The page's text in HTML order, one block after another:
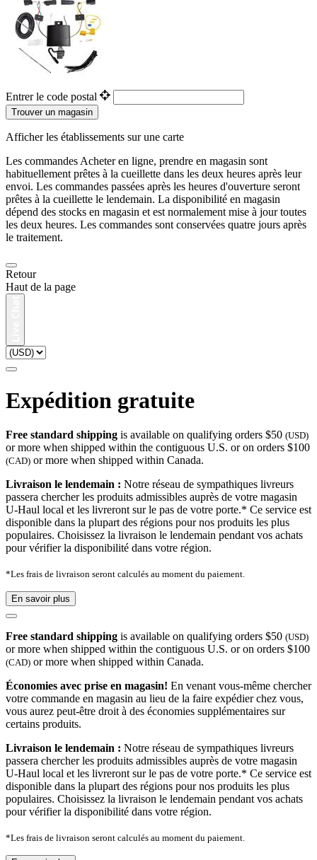
Entrer le code postal
Trouver un magasin
Afficher les établissements sur une carte
Les commandes Acheter en ligne, prendre en magasin sont
habituellement prêtes à la cueillette dans les deux heures après leur
envoi. Les commandes passées après les heures d'ouverture seront
prêtes à la cueillette le lendemain. La disponibilité en magasin
dépend des stocks en magasin et est normalement mise à jour toutes
les deux heures. Les commandes sont conservées quatre jours après
le traitement.
Retour
Haut de la page
Expédition gratuite
Free standard shipping is available on qualifying orders $50 (USD)
or more when shipped within the contiguous U.S. or on orders $100
(CAD) or more when shipped within Canada.
Livraison le lendemain : Notre réseau de sympathiques livreurs
passera chercher les produits admissibles auprès de votre magasin
U-Haul local et les livreront sur le pas de votre porte.* Ce service est
disponible dans la plupart des régions pour nos produits les plus
populaires. Choisissez la livraison le lendemain pendant vos achats
pour vérifier la disponibilité dans votre région.
*Les frais de livraison seront calculés au moment du paiement.
En savoir plus
Free standard shipping is available on qualifying orders $50 (USD)
or more when shipped within the contiguous U.S. or on orders $100
(CAD) or more when shipped within Canada.
Économies avec prise en magasin! En venant vous-même chercher
votre commande en magasin au lieu de la faire expédier chez vous,
vous aurez peut-être droit à des économies supplémentaires sur
certains produits.
Livraison le lendemain : Notre réseau de sympathiques livreurs
passera chercher les produits admissibles auprès de votre magasin
U-Haul local et les livreront sur le pas de votre porte.* Ce service est
disponible dans la plupart des régions pour nos produits les plus
populaires. Choisissez la livraison le lendemain pendant vos achats
pour vérifier la disponibilité dans votre région.
*Les frais de livraison seront calculés au moment du paiement.